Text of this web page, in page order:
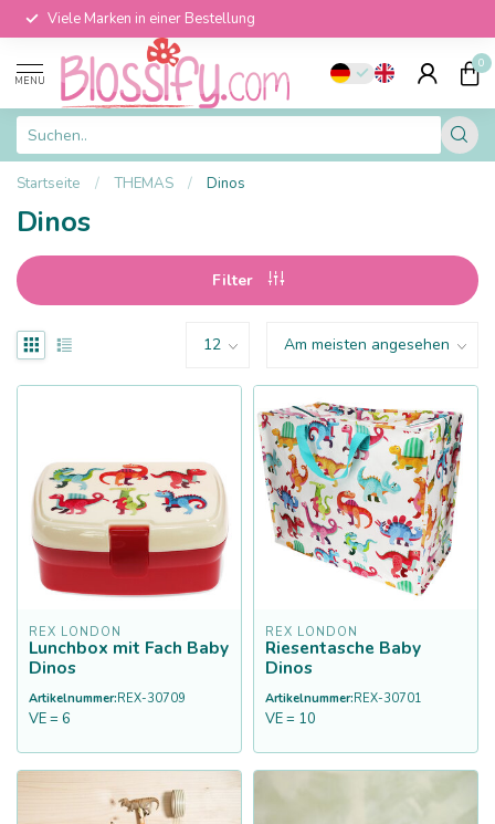
Viele Marken in einer Bestellung
MENU
0
Startseite / THEMAS / Dinos
Dinos
Filter
REX LONDON
Lunchbox mit Fach Baby
Dinos
Artikelnummer:REX-30709
VE = 6
REX LONDON
Riesentasche Baby
Dinos
Artikelnummer:REX-30701
VE = 10